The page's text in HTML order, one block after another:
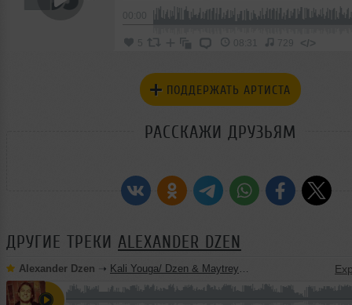
5 08:31 729 </>
ПОДДЕРЖАТЬ АРТИСТА
РАССКАЖИ ДРУЗЬЯМ
ДРУГИЕ ТРЕКИ ALEXANDER DZEN
Alexander Dzen ➝ Kali Youga/ Dzen & Maytreya (Original mix)